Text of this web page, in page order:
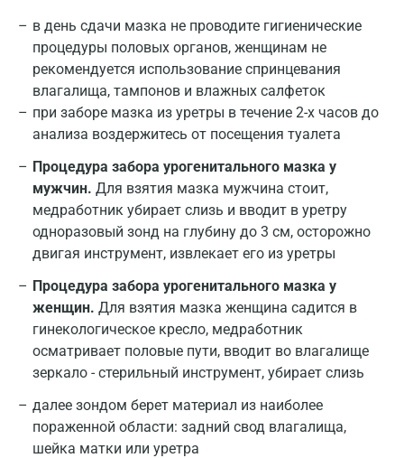
в день сдачи мазка не проводите гигиенические
процедуры половых органов, женщинам не
рекомендуется использование спринцевания
влагалища, тампонов и влажных салфеток
при заборе мазка из уретры в течение 2-х часов до
анализа воздержитесь от посещения туалета
Процедура забора урогенитального мазка у
мужчин. Для взятия мазка мужчина стоит,
медработник убирает слизь и вводит в уретру
одноразовый зонд на глубину до 3 см, осторожно
двигая инструмент, извлекает его из уретры
Процедура забора урогенитального мазка у
женщин. Для взятия мазка женщина садится в
гинекологическое кресло, медработник
осматривает половые пути, вводит во влагалище
зеркало - стерильный инструмент, убирает слизь
далее зондом берет материал из наиболее
пораженной области: задний свод влагалища,
шейка матки или уретра